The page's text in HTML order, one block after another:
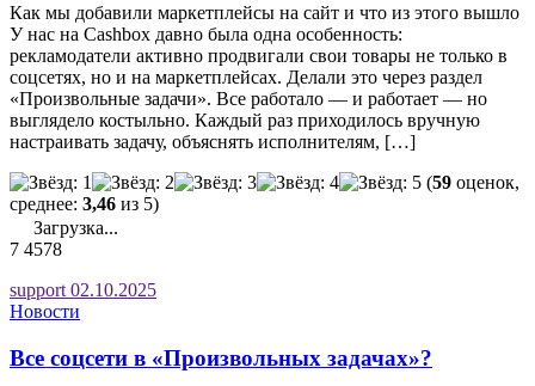
Как мы добавили маркетплейсы на сайт и что из этого вышло
У нас на Cashbox давно была одна особенность:
рекламодатели активно продвигали свои товары не только в
соцсетях, но и на маркетплейсах. Делали это через раздел
«Произвольные задачи». Все работало — и работает — но
выглядело костыльно. Каждый раз приходилось вручную
настраивать задачу, объяснять исполнителям, […]
(59 оценок,
среднее: 3,46 из 5)
Загрузка...
7 4578
support 02.10.2025
Новости
Все соцсети в «Произвольных задачах»?